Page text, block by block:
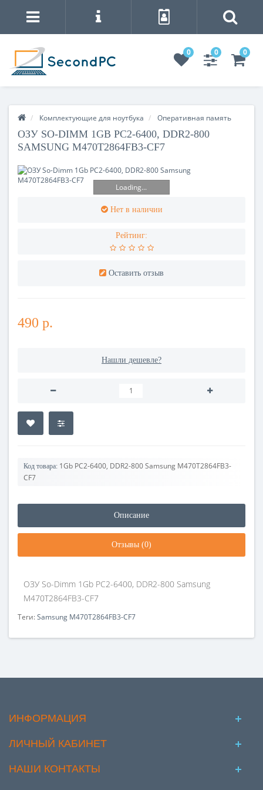
0 0 0
Комплектующие для ноутбука Оперативная память
ОЗУ SO-DIMM 1GB PC2-6400, DDR2-800
SAMSUNG M470T2864FB3-CF7
Loading...
Нет в наличии
Рейтинг:
Оставить отзыв
490 р.
Нашли дешевле?
Код товара: 1Gb PC2-6400, DDR2-800 Samsung M470T2864FB3-
CF7
Описание
Отзывы (0)
ОЗУ So-Dimm 1Gb PC2-6400, DDR2-800 Samsung
M470T2864FB3-CF7
Теги:Samsung M470T2864FB3-CF7
ИНФОРМАЦИЯ
ЛИЧНЫЙ КАБИНЕТ
НАШИ КОНТАКТЫ